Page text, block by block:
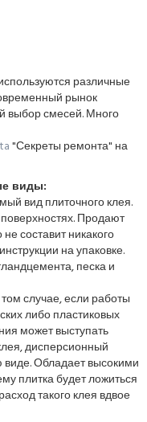
различные
рынок
выбор смесей. Много
"Секреты ремонта" на
виды:
вид плиточного клея.
Продают
составит никакого
на упаковке.
песка и
случае, если работы
либо пластиковых
может выступать
дисперсионный
Обладает высокими
плитка будет ложиться
такого клея вдвое